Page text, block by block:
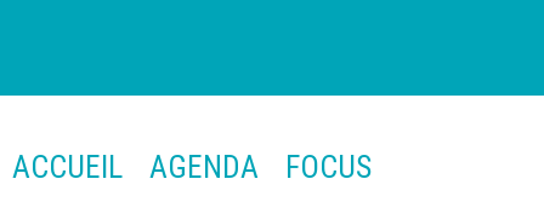
ACCUEIL AGENDA FOCUS